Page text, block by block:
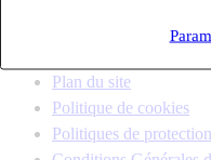
Adsearch est une marque du
Plan du site
Politique de cookies
Politiques de